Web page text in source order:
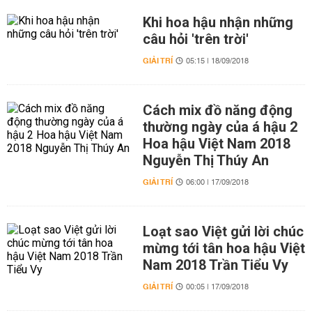
Khi hoa hậu nhận những
câu hỏi 'trên trời'
GIẢI TRÍ 05:15 | 18/09/2018
Cách mix đồ năng động
thường ngày của á hậu 2
Hoa hậu Việt Nam 2018
Nguyễn Thị Thúy An
GIẢI TRÍ 06:00 | 17/09/2018
Loạt sao Việt gửi lời chúc
mừng tới tân hoa hậu Việt
Nam 2018 Trần Tiểu Vy
GIẢI TRÍ 00:05 | 17/09/2018